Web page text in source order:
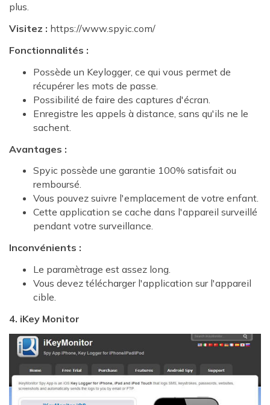
plus.
Visitez : https://www.spyic.com/
Fonctionnalités :
Possède un Keylogger, ce qui vous permet de
récupérer les mots de passe.
Possibilité de faire des captures d'écran.
Enregistre les appels à distance, sans qu'ils ne le
sachent.
Avantages :
Spyic possède une garantie 100% satisfait ou
remboursé.
Vous pouvez suivre l'emplacement de votre enfant.
Cette application se cache dans l'appareil surveillé
pendant votre surveillance.
Inconvénients :
Le paramètrage est assez long.
Vous devez télécharger l'application sur l'appareil
cible.
4. iKey Monitor